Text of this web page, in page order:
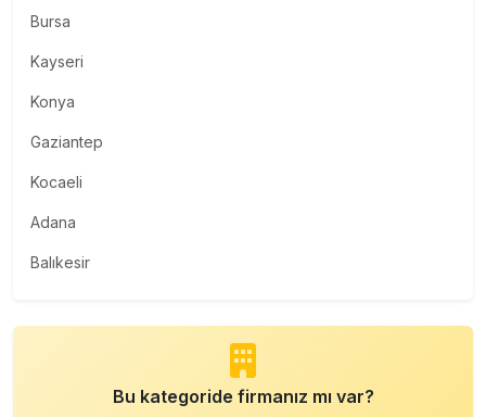
Bursa
Kayseri
Konya
Gaziantep
Kocaeli
Adana
Balıkesir
Bu kategoride firmanız mı var?